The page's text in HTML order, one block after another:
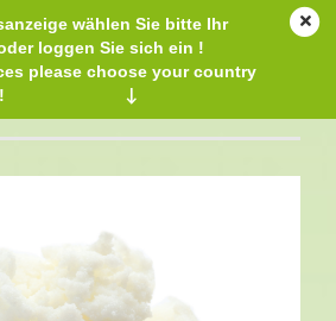
wählen Sie bitte Ihr
loggen Sie sich ein !
please choose your country
!
↓